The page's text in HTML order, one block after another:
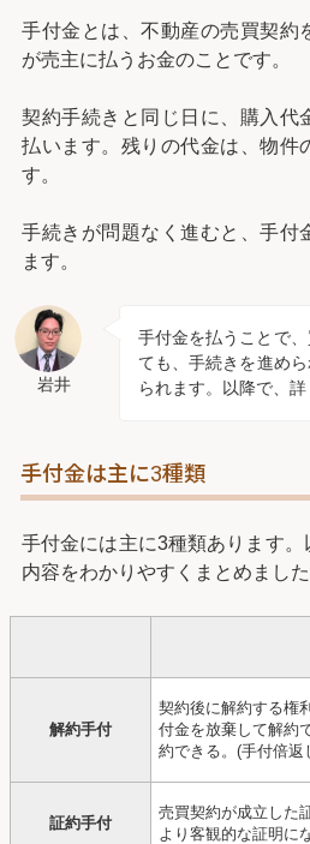
手付金とは、不動産の売買契約
が売主に払うお金のことです。
契約手続きと同じ日に、購入代
払います。残りの代金は、物件
す。
手続きが問題なく進むと、手付
ます。
岩井
手付金を払うことで
ても、手続きを進め
られます。以降で、詳
手付金は主に3種類
手付金には主に3種類あります。
内容をわかりやすくまとめました
解約手付
契約後に解約する権
付金を放棄して解約
約できる。(手付倍返
証約手付
売買契約が成立した
より客観的な証明に